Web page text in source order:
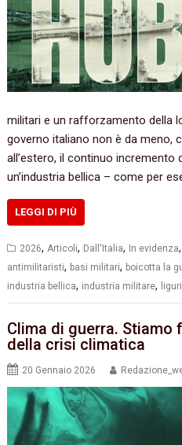
militari e un rafforzamento della
governo italiano non è da meno,
all’estero, il continuo incremento
un’industria bellica – come per
LEGGI DI PIÙ
2026, Articoli, Dall'Italia, In evidenza,
antimilitaristi, basi militari, boicotta la
industria bellica, industria militare,
Clima di guerra.
della crisi climatica
20 Gennaio 2026